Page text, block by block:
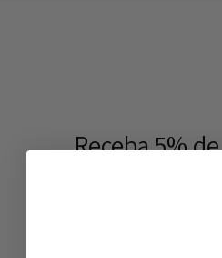
Receba 5%
Subscreva a Newsletter para